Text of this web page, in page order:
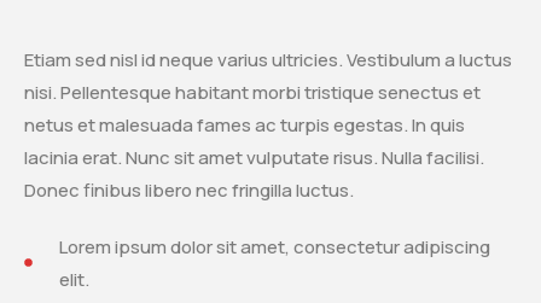
Etiam sed nisl id neque varius ultricies. Vestibulum a luctus
nisi. Pellentesque habitant morbi tristique senectus et
netus et malesuada fames ac turpis egestas. In quis
lacinia erat. Nunc sit amet vulputate risus. Nulla facilisi.
Donec finibus libero nec fringilla luctus.
Lorem ipsum dolor sit amet, consectetur adipiscing
elit.